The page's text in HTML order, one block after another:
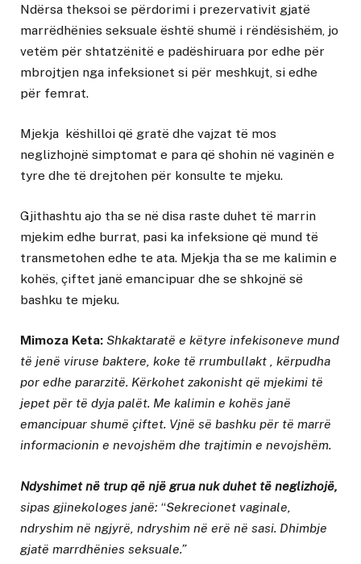
Ndërsa theksoi se përdorimi i prezervativit gjatë
marrëdhënies seksuale është shumë i rëndësishëm, jo
vetëm për shtatzënitë e padëshiruara por edhe për
mbrojtjen nga infeksionet si për meshkujt, si edhe
për femrat.
Mjekja këshilloi që gratë dhe vajzat të mos
neglizhojnë simptomat e para që shohin në vaginën e
tyre dhe të drejtohen për konsulte te mjeku.
Gjithashtu ajo tha se në disa raste duhet të marrin
mjekim edhe burrat, pasi ka infeksione që mund të
transmetohen edhe te ata. Mjekja tha se me kalimin e
kohës, çiftet janë emancipuar dhe se shkojnë së
bashku te mjeku.
Mimoza Keta: Shkaktaratë e këtyre infekisoneve mund
të jenë viruse baktere, koke të rrumbullakt , kërpudha
por edhe pararzitë. Kërkohet zakonisht që mjekimi të
jepet për të dyja palët. Me kalimin e kohës janë
emancipuar shumë çiftet. Vjnë së bashku për të marrë
informacionin e nevojshëm dhe trajtimin e nevojshëm.
Ndyshimet në trup që një grua nuk duhet të neglizhojë,
sipas gjinekologes janë: “Sekrecionet vaginale,
ndryshim në ngjyrë, ndryshim në erë në sasi. Dhimbje
gjatë marrdhënies seksuale.”